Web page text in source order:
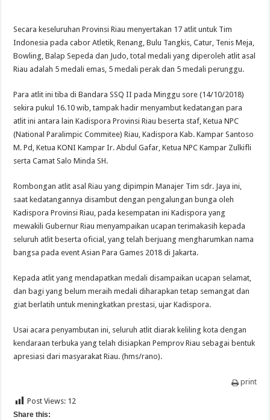
Secara keseluruhan Provinsi Riau menyertakan 17 atlit untuk Tim
Indonesia pada cabor Atletik, Renang, Bulu Tangkis, Catur, Tenis Meja,
Bowling, Balap Sepeda dan Judo, total medali yang diperoleh atlit asal
Riau adalah 5 medali emas, 5 medali perak dan 5 medali perunggu.
Para atlit ini tiba di Bandara SSQ II pada Minggu sore (14/10/2018)
sekira pukul 16.10 wib, tampak hadir menyambut kedatangan para
atlit ini antara lain Kadispora Provinsi Riau beserta staf, Ketua NPC
(National Paralimpic Commitee) Riau, Kadispora Kab. Kampar Santoso
M. Pd, Ketua KONI Kampar Ir. Abdul Gafar, Ketua NPC Kampar Zulkifli
serta Camat Salo Minda SH.
Rombongan atlit asal Riau yang dipimpin Manajer Tim sdr. Jaya ini,
saat kedatangannya disambut dengan pengalungan bunga oleh
Kadispora Provinsi Riau, pada kesempatan ini Kadispora yang
mewakili Gubernur Riau menyampaikan ucapan terimakasih kepada
seluruh atlit beserta oficial, yang telah berjuang mengharumkan nama
bangsa pada event Asian Para Games 2018 di Jakarta.
Kepada atlit yang mendapatkan medali disampaikan ucapan selamat,
dan bagi yang belum meraih medali diharapkan tetap semangat dan
giat berlatih untuk meningkatkan prestasi, ujar Kadispora.
Usai acara penyambutan ini, seluruh atlit diarak keliling kota dengan
kendaraan terbuka yang telah disiapkan Pemprov Riau sebagai bentuk
apresiasi dari masyarakat Riau. (hms/rano).
print
Post Views: 12
Share this: